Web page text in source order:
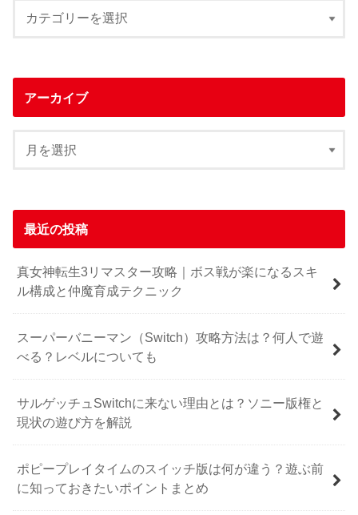
アーカイブ
最近の投稿
真女神転生3リマスター攻略｜ボス戦が楽になるスキ
ル構成と仲魔育成テクニック
スーパーバニーマン（Switch）攻略方法は？何人で遊
べる？レベルについても
サルゲッチュSwitchに来ない理由とは？ソニー版権と
現状の遊び方を解説
ポピープレイタイムのスイッチ版は何が違う？遊ぶ前
に知っておきたいポイントまとめ